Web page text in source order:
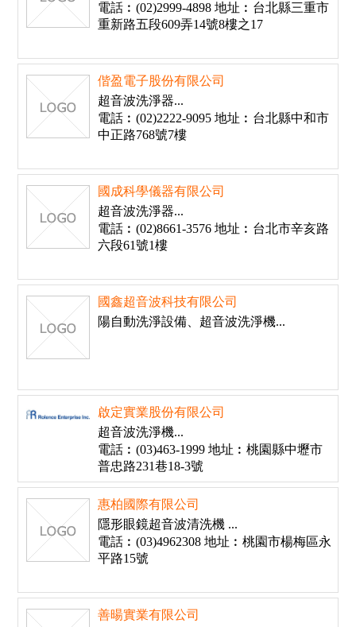
電話︰(02)2999-4898 地址︰台北縣三重市
重新路五段609弄14號8樓之17
偕盈電子股份有限公司
超音波洗淨器...
電話︰(02)2222-9095 地址︰台北縣中和市
中正路768號7樓
國成科學儀器有限公司
超音波洗淨器...
電話︰(02)8661-3576 地址︰台北市辛亥路
六段61號1樓
國鑫超音波科技有限公司
陽自動洗淨設備、超音波洗淨機...
啟定實業股份有限公司
超音波洗淨機...
電話︰(03)463-1999 地址︰桃園縣中壢市
普忠路231巷18-3號
惠柏國際有限公司
隱形眼鏡超音波清洗機 ...
電話︰(03)4962308 地址︰桃園市楊梅區永
平路15號
善暘實業有限公司